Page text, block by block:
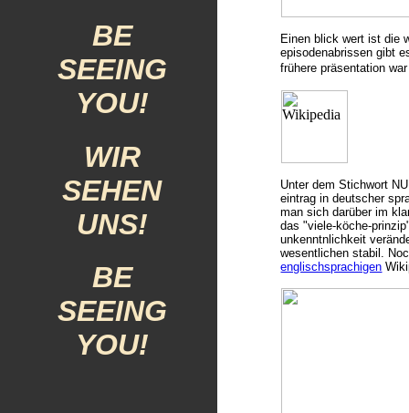
BE
SEEING
YOU!
WIR
SEHEN
UNS!
BE
SEEING
YOU!
Einen blick wert ist die
episodenabrissen gibt
frühere präsentation
Unter dem Stichwort
eintrag in deutscher
man sich darüber im
das "viele-köche-
unkenntnlichkeit
wesentlichen stabil.
englischsprachigen